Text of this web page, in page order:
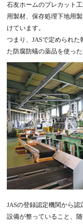
石友ホームのプレカット
用製材、保存処理下地用
けています。
つまり、JASで定められ
た防腐防蟻の薬品を使っ
JASの登録認定機関から認
設備が整っていること、